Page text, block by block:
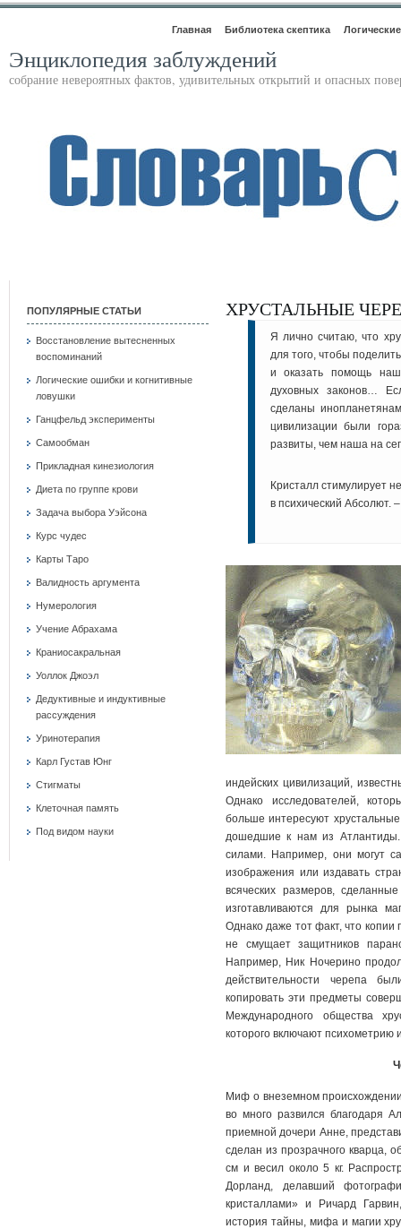
Главная Библиотека скептика
Энциклопедия заблуждений
собрание невероятных фактов, удивительных открытий и опасных
ПОПУЛЯРНЫЕ СТАТЬИ
Восстановление вытесненных
воспоминаний
Логические ошибки и когнитивные
ловушки
Ганцфельд эксперименты
Самообман
Прикладная кинезиология
Диета по группе крови
Задача выбора Уэйсона
Курс чудес
Карты Таро
Валидность аргумента
Нумерология
Учение Абрахама
Краниосакральная
Уоллок Джоэл
Дедуктивные и индуктивные
рассуждения
Уринотерапия
Карл Густав Юнг
Стигматы
Клеточная память
Под видом науки
ХРУСТАЛЬНЫЕ
Я лично считаю, что
для того, чтобы
и оказать помощь
духовных законов…
сделаны
цивилизации были
развиты, чем наша на
Кристалл стимулирует
в психический Абсолют.
индейских цивилизаций,
Однако исследователей,
больше интересуют
дошедшие к нам из
силами. Например, они могут
изображения или издавать
всяческих размеров,
изготавливаются для рынка
Однако даже тот факт, что копии
не смущает защитников
Например, Ник Ночерино
действительности черепа
копировать эти предметы
Международного общества
которого включают психометрию
Миф о внеземном
во много развился благодаря
приемной дочери Анне,
сделан из прозрачного кварца,
см и весил около 5 кг.
Дорланд, делавший
кристаллами» и Ричард
история тайны, мифа и магии